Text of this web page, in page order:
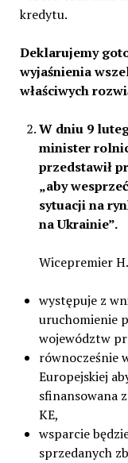
kredytu.
Deklarujemy
wyjaśnienia
właściwych
W dniu 9
minister
przedstawił
„aby
sytuacji na
na Ukrainie”.
Wicepremier
występuje z
uruchomienie
województw
równocześnie
Europejskiej
sfinansowana
KE,
wsparcie
sprzedanych